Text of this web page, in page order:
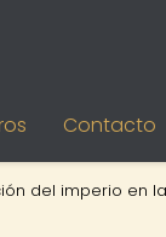
Contacto
del imperio en